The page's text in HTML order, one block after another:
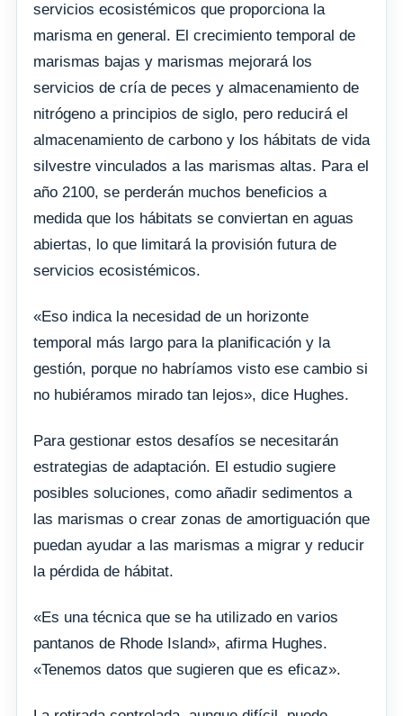
servicios ecosistémicos que proporciona la
marisma en general. El crecimiento temporal de
marismas bajas y marismas mejorará los
servicios de cría de peces y almacenamiento de
nitrógeno a principios de siglo, pero reducirá el
almacenamiento de carbono y los hábitats de vida
silvestre vinculados a las marismas altas. Para el
año 2100, se perderán muchos beneficios a
medida que los hábitats se conviertan en aguas
abiertas, lo que limitará la provisión futura de
servicios ecosistémicos.
«Eso indica la necesidad de un horizonte
temporal más largo para la planificación y la
gestión, porque no habríamos visto ese cambio si
no hubiéramos mirado tan lejos», dice Hughes.
Para gestionar estos desafíos se necesitarán
estrategias de adaptación. El estudio sugiere
posibles soluciones, como añadir sedimentos a
las marismas o crear zonas de amortiguación que
puedan ayudar a las marismas a migrar y reducir
la pérdida de hábitat.
«Es una técnica que se ha utilizado en varios
pantanos de Rhode Island», afirma Hughes.
«Tenemos datos que sugieren que es eficaz».